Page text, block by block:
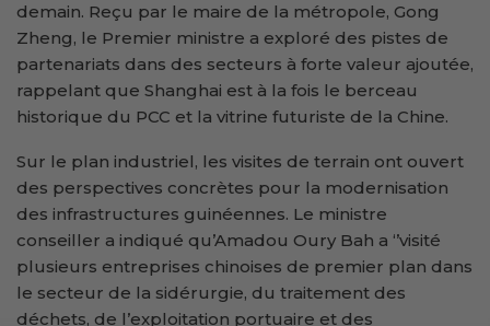
demain. Reçu par le maire de la métropole, Gong
Zheng, le Premier ministre a exploré des pistes de
partenariats dans des secteurs à forte valeur ajoutée,
rappelant que Shanghai est à la fois le berceau
historique du PCC et la vitrine futuriste de la Chine.
Sur le plan industriel, les visites de terrain ont ouvert
des perspectives concrètes pour la modernisation
des infrastructures guinéennes. Le ministre
conseiller a indiqué qu’Amadou Oury Bah a ‘’visité
plusieurs entreprises chinoises de premier plan dans
le secteur de la sidérurgie, du traitement des
déchets, de l’exploitation portuaire et des